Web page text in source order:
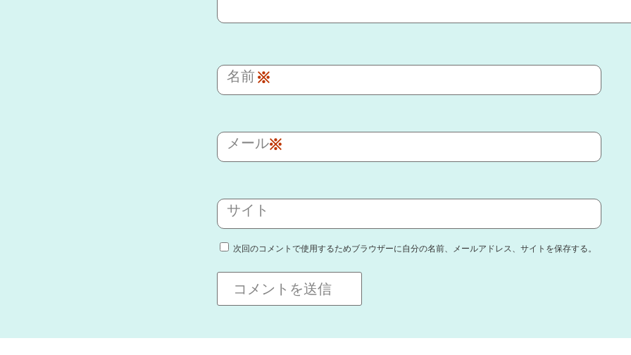
名前 ※
メール※
サイト
次回のコメントで使用するためブラウザーに自分の名前、メールアドレス、サイトを保存する。